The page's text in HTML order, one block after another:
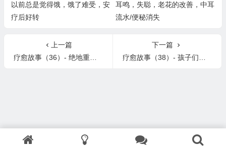
以前总是觉得饿，饿了难受，安
疗后好转
耳鸣，失聪，老花的改善，中耳
流水/便秘消失
上一篇
疗愈故事（36）- 绝地重生 Healing Stories(36) – Rising Out of Ashes
下一篇
疗愈故事（38）- 孩子们的疗愈故事 Healing Stories(38) – Kids’ stories